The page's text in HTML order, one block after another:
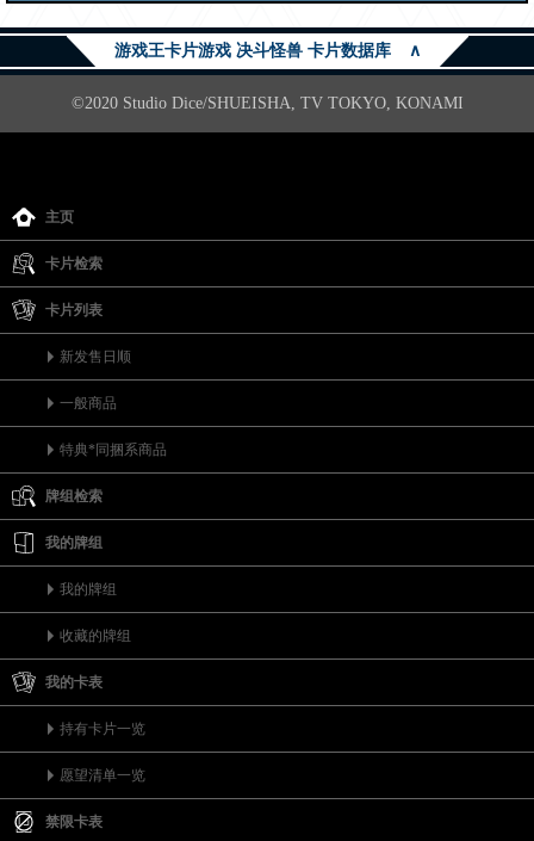
游戏王卡片游戏 决斗怪兽 卡片数据库 ∧
©2020 Studio Dice/SHUEISHA, TV TOKYO, KONAMI
主页
卡片检索
卡片列表
新发售日顺
一般商品
特典*同捆系商品
牌组检索
我的牌组
我的牌组
收藏的牌组
我的卡表
持有卡片一览
愿望清单一览
禁限卡表